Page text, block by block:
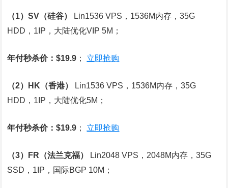
（1）SV（硅谷）
Lin1536 VPS，1536M内存，35G
HDD，1IP，大陆优化VIP 5M；
年付秒杀价：$19.9 ； 立即抢购
（2）HK（香港）
Lin1536 VPS，1536M内存，35G
HDD，1IP，大陆优化5M；
年付秒杀价：$19.9 ； 立即抢购
（3）FR（法兰克福）
Lin2048 VPS，2048M内存，35G
SSD，1IP，国际BGP 10M；